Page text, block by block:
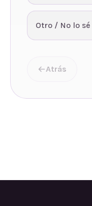
Otro / No lo sé
Atrás